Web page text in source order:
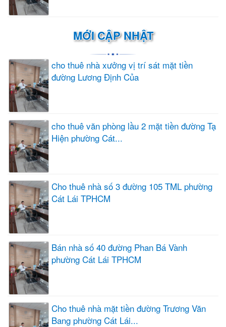
MỚI CẬP NHẬT
cho thuê nhà xưởng vị trí sát mặt tiền
đường Lương Định Của
cho thuê văn phòng lầu 2 mặt tiền đường Tạ
Hiện phường Cát...
Cho thuê nhà số 3 đường 105 TML phường
Cát Lái TPHCM
Bán nhà số 40 đường Phan Bá Vành
phường Cát Lái TPHCM
Cho thuê nhà mặt tiền đường Trương Văn
Bang phường Cát Lái...